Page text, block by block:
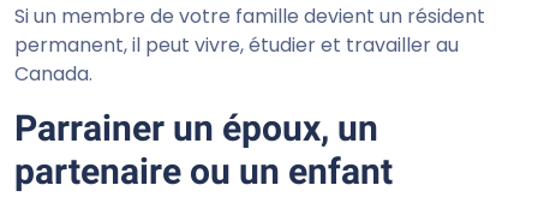
Si un membre de votre famille devient un résident
permanent, il peut vivre, étudier et travailler au
Canada.
Parrainer un époux, un
partenaire ou un enfant